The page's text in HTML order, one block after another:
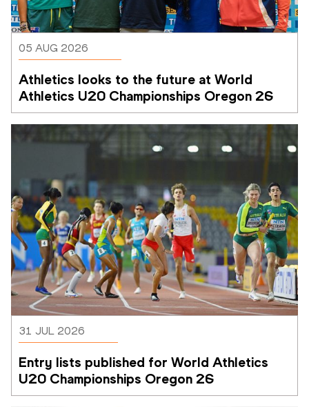
05 AUG 2026
Athletics looks to the future at World
Athletics U20 Championships Oregon 26
31 JUL 2026
Entry lists published for World Athletics
U20 Championships Oregon 26